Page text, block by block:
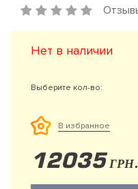
Нет в наличии
Выберите кол-во:
В избранное
12035 ГРН.